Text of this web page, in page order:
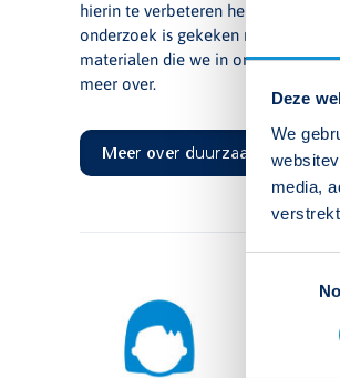
Deze
We
media,
hierin te verbeteren hebben we
onderzoek is gekeken naar twee
materialen die we in onze
meer over.
Meer over duurzaamheid
Heb
Neem